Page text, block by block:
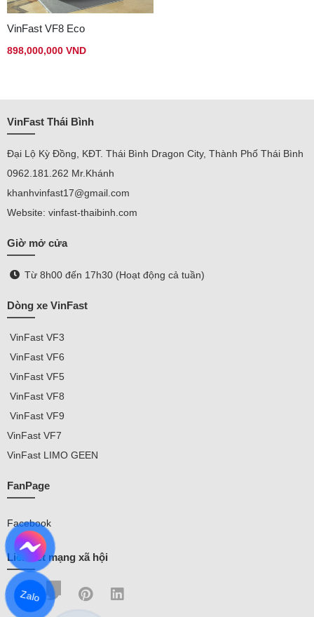
VinFast VF8 Eco
898,000,000 VND
VinFast Thái Bình
Đại Lộ Kỳ Đồng, KĐT. Thái Bình Dragon City, Thành Phố Thái Bình
0962.181.262 Mr.Khánh
khanhvinfast17@gmail.com
Website: vinfast-thaibinh.com
Giờ mở cửa
Từ 8h00 đến 17h30 (Hoạt động cả tuần)
Dòng xe VinFast
VinFast VF3
VinFast VF6
VinFast VF5
VinFast VF8
VinFast VF9
VinFast VF7
VinFast LIMO GEEN
FanPage
Facebook
Liên kết mạng xã hội
Zalo